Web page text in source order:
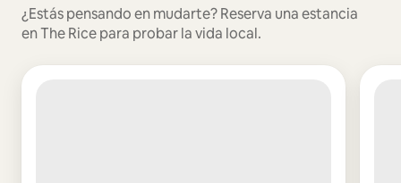
¿Estás pensando en mudarte? Reserva una estancia
en The Rice para probar la vida local.